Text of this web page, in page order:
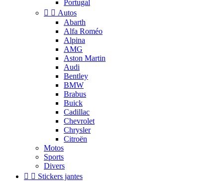
Portugal
  Autos
Abarth
Alfa Roméo
Alpina
AMG
Aston Martin
Audi
Bentley
BMW
Brabus
Buick
Cadillac
Chevrolet
Chrysler
Citroën
Motos
Sports
Divers
  Stickers jantes